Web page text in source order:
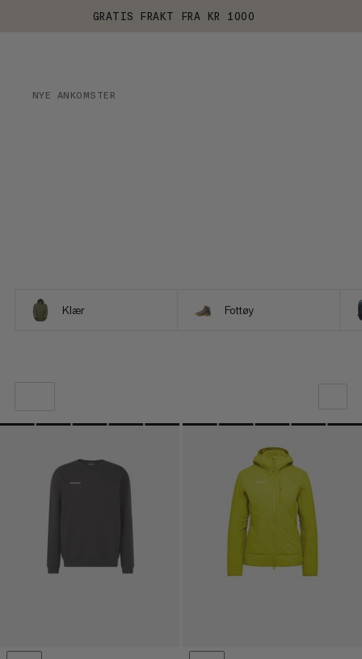
GRATIS FRAKT FRA KR 1000
NYE ANKOMSTER
Klær Fottøy
VÅR ANBEFALING
PRIS LAV TIL HØY
PRIS HØY TIL LAV
HVA ER NYTT
RANGERING